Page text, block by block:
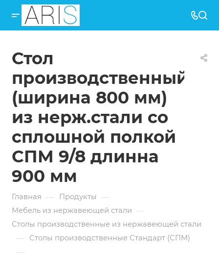
Стол
производственный
(ширина 800 мм)
из нерж.стали со
сплошной полкой
СПМ 9/8 длинна
900 мм
Главная — Продукты —
Мебель из нержавеющей стали —
Столы производственные из нержавеющей стали
— Столы производственные Стандарт (СПМ)
—